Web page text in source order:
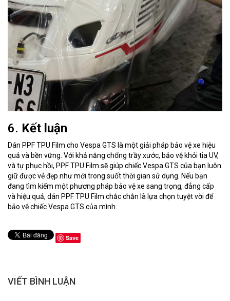
6. Kết luận
Dán PPF TPU Film cho Vespa GTS là một giải pháp bảo vệ xe hiệu
quả và bền vững. Với khả năng chống trầy xước, bảo vệ khỏi tia UV,
và tự phục hồi, PPF TPU Film sẽ giúp chiếc Vespa GTS của bạn luôn
giữ được vẻ đẹp như mới trong suốt thời gian sử dụng. Nếu bạn
đang tìm kiếm một phương pháp bảo vệ xe sang trọng, đẳng cấp
và hiệu quả, dán PPF TPU Film chắc chắn là lựa chọn tuyệt vời để
bảo vệ chiếc Vespa GTS của mình.
Save
VIẾT BÌNH LUẬN